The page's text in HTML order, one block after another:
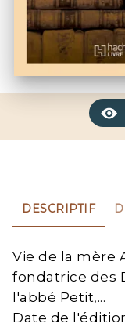
DESCRIPTIF
Vie de la mère
fondatrice des
l'abbé Petit,...
Date de